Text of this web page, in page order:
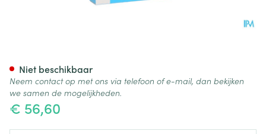
€ 56,60
Niet beschikbaar
Neem contact op met ons via telefoon of e-mail, dan bekijken
we samen de mogelijkheden.